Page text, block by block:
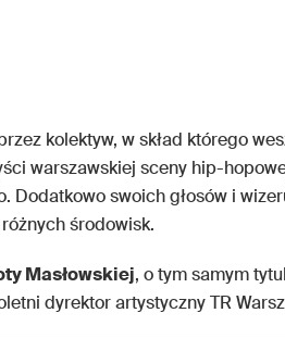
kolektyw, w skład którego
warszawskiej sceny hip-
swoich głosów i
środowisk.
Masłowskiej, o tym samym
dyrektor artystyczny TR